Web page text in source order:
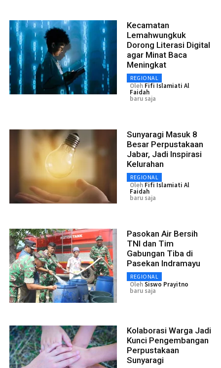
Kecamatan
Lemahwungkuk
Dorong Literasi Digital
agar Minat Baca
Meningkat
REGIONAL
Oleh Fifi Islamiati Al
Faidah
baru saja
Sunyaragi Masuk 8
Besar Perpustakaan
Jabar, Jadi Inspirasi
Kelurahan
REGIONAL
Oleh Fifi Islamiati Al
Faidah
baru saja
Pasokan Air Bersih
TNI dan Tim
Gabungan Tiba di
Pasekan Indramayu
REGIONAL
OlehSiswo Prayitno
baru saja
Kolaborasi Warga Jadi
Kunci Pengembangan
Perpustakaan
Sunyaragi